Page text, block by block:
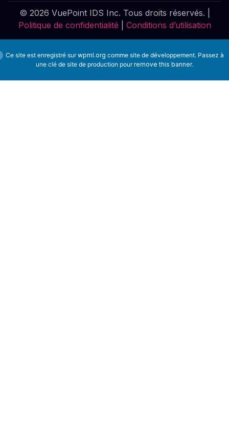
© 2026 VuePoint IDS Inc. Tous droits réservés. |
Politique de confidentialité
Conditions d’utilisation
Ce site est enregistré surwpml.org comme site de développement. Passez à
une clé de site de production pourremove this banner.